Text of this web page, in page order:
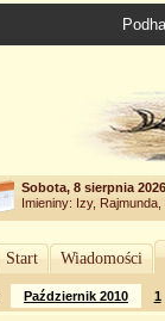
Sobota, 8 sierpnia
Imieniny: Izy,
Start Wiadomości
Październik 2010 1